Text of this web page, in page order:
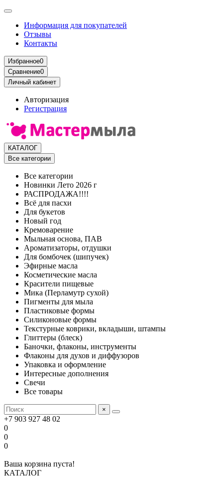
Информация для покупателей
Отзывы
Контакты
Избранное0
Сравнение0
Личный кабинет
Авторизация
Регистрация
КАТАЛОГ
Все категории
Все категории
Новинки Лето 2026 г
РАСПРОДАЖА!!!!
Всё для пасхи
Для букетов
Новый год
Кремоварение
Мыльная основа, ПАВ
Ароматизаторы, отдушки
Для бомбочек (шипучек)
Эфирные масла
Косметические масла
Красители пищевые
Мика (Перламутр сухой)
Пигменты для мыла
Пластиковые формы
Силиконовые формы
Текстурные коврики, вкладыши, штампы
Глиттеры (блеск)
Баночки, флаконы, инструменты
Флаконы для духов и диффузоров
Упаковка и оформление
Интересные дополнения
Свечи
Все товары
×
+7 903 927 48 02
0
0
0
Ваша корзина пуста!
КАТАЛОГ